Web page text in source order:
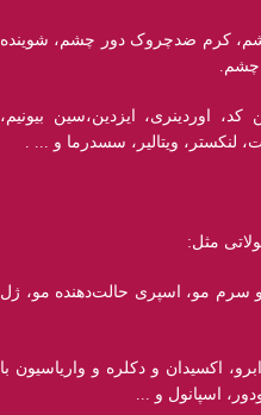
کرم ضدچروک دور چشم، شوینده
چشم.
اوردینری، ایزدین،سین بیونیم،
لنکستر، ویتالیر، سسدرما و ... .
مثل:
سرم مو، اسپری حالت‌دهنده مو، ژل
اکسیدان و دکلره و واریاسیون با
اسپانول و ...